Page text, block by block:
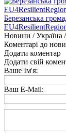
Березанська
Новини / Україна /
Коментарі до
Додати коментар
Додати свій
Ваше Ім'я:
Ваш E-Mail: